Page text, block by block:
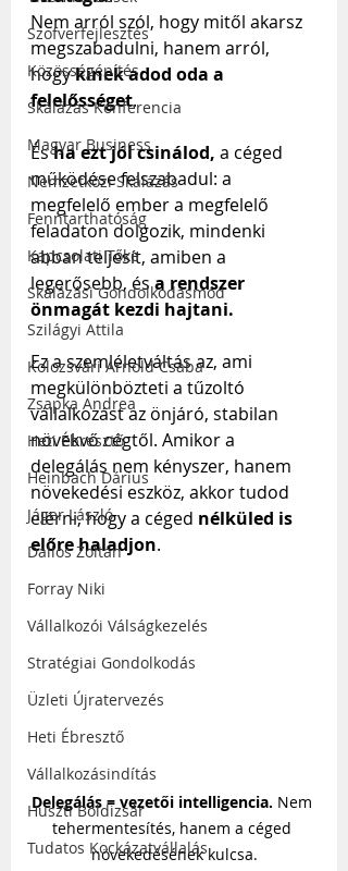
Szofverfejlesztés
Közösségépítés
Skálázás Konferencia
Magyar Business
Nemzetközi Skálázás
Fenntarthatóság
Kapcsolati Tőke
Skálázási Gondolkodásmód
Szilágyi Attila
Kolozsvári Arnold Csaba
Zsapka Andrea
Heti Ébresztő
Heinbach Dárius
Jáger László
Dallos Zoltán
Forray Niki
Vállalkozói Válságkezelés
Stratégiai Gondolkodás
Üzleti Újratervezés
Heti Ébresztő
Vállalkozásindítás
Huszti Boldizsár
Tudatos Kockázatvállalás
Nem arról szól, hogy mitől akarsz
megszabadulni, hanem arról,
hogy kinek adod oda a
felelősséget.
És ha ezt jól csinálod, a céged
működése felszabadul: a
megfelelő ember a megfelelő
feladaton dolgozik, mindenki
abban teljesít, amiben a
legerősebb, és a rendszer
önmagát kezdi hajtani.
Ez a szemléletváltás az, ami
megkülönbözteti a tűzoltó
vállalkozást az önjáró, stabilan
növekvő cégtől. Amikor a
delegálás nem kényszer, hanem
növekedési eszköz, akkor tudod
elérni, hogy a céged nélküled is
előre haladjon.
Delegálás = vezetői intelligencia. Nem
tehermentesítés, hanem a céged
növekedésének kulcsa.